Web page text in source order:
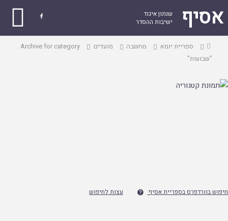
אסיף
שנתון איגוד
ישיבות ההסדר

עמוד
ראשי
ספריית יומא מחשבה מועדים
Archive for category
"שבועות"
חיפוש בוורדפרס בספריית אסיף  עצות לחיפוש